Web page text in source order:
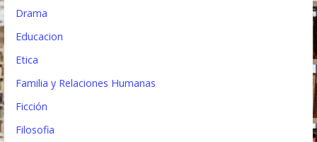
Drama
Educacion
Etica
Familia y Relaciones Humanas
Ficción
Filosofia